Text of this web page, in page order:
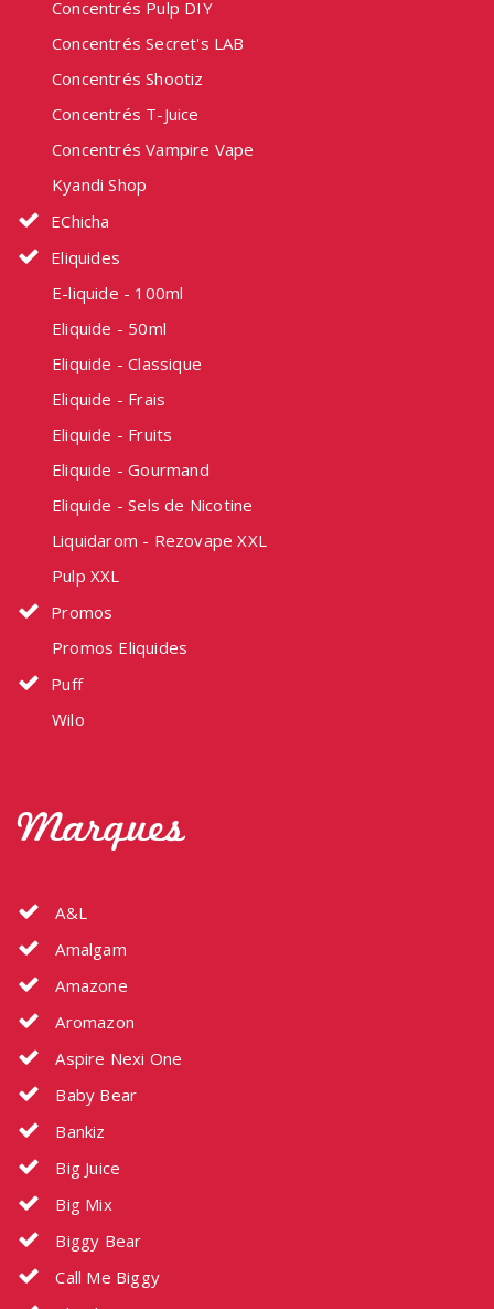
Concentrés Pulp DIY
Concentrés Secret's LAB
Concentrés Shootiz
Concentrés T-Juice
Concentrés Vampire Vape
Kyandi Shop
EChicha
Eliquides
E-liquide - 100ml
Eliquide - 50ml
Eliquide - Classique
Eliquide - Frais
Eliquide - Fruits
Eliquide - Gourmand
Eliquide - Sels de Nicotine
Liquidarom - Rezovape XXL
Pulp XXL
Promos
Promos Eliquides
Puff
Wilo
Marques
A&L
Amalgam
Amazone
Aromazon
Aspire Nexi One
Baby Bear
Bankiz
Big Juice
Big Mix
Biggy Bear
Call Me Biggy